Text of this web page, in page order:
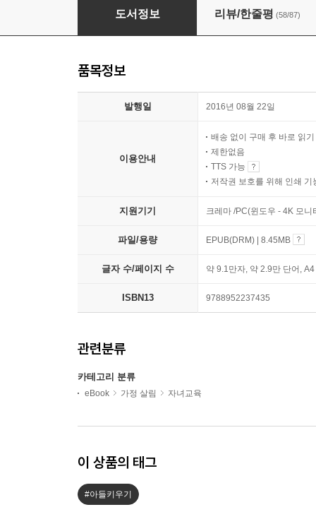
아들 때문에 미쳐버릴 것 같은 엄마들에게
도서정보 리뷰/한줄평 (58/87)
품목정보
발행일 2016년 08월 22일
이용안내
배송 없이 구매 후 바로 읽기
제한없음
TTS 가능
저작권 보호를 위해 인쇄 기
지원기기 크레마 /PC(윈도우 - 4K 모
파일/용량 EPUB(DRM) | 8.45MB
글자 수/페이지 수 약 9.1만자, 약 2.9만 단어,
ISBN13 9788952237435
관련분류
카테고리 분류
eBook 가정 살림 자녀교육
이 상품의 태그
#아들키우기